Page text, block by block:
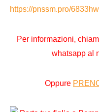
https://pnssm.pro/
Per informazioni,
whatsapp al
Oppure